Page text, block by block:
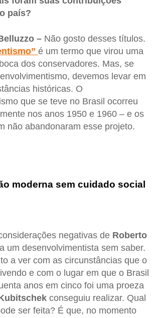
país?
– Não gosto desses títulos.
é um termo que virou uma
dos conservadores. Mas, se
devemos levar em
históricas. O
que se teve no Brasil ocorreu
nos anos 1950 e 1960 – e os
não abandonaram esse projeto.
moderna sem cuidado social
negativas de Roberto
um desenvolvimentista sem saber.
a ver com as circunstâncias que o
e com o lugar em que o Brasil
anos em cinco foi uma proeza
conseguiu realizar. Qual
ser feita? É que, no momento